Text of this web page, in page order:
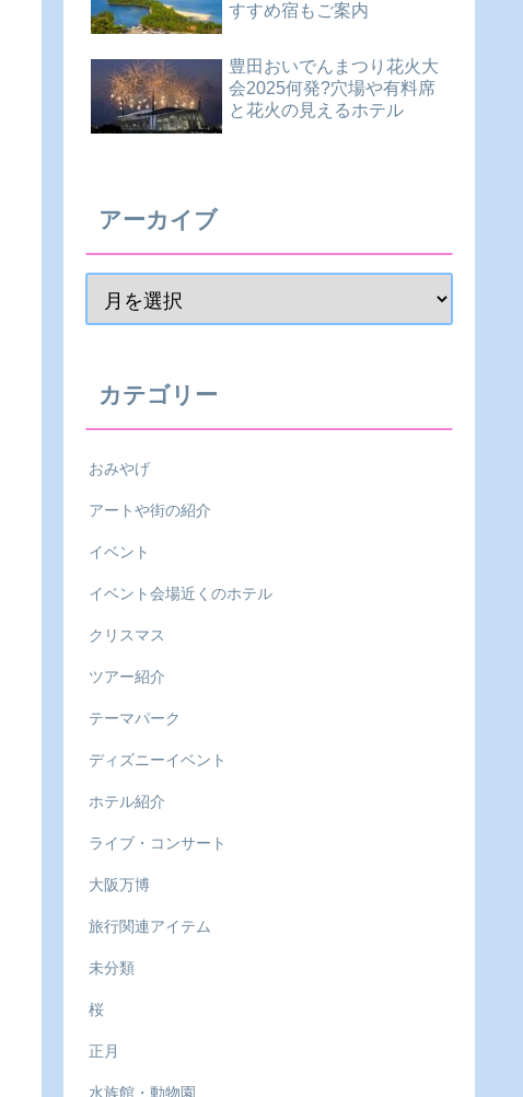
すすめ宿もご案内
豊田おいでんまつり花火大
会2025何発?穴場や有料席
と花火の見えるホテル
アーカイブ
カテゴリー
おみやげ
アートや街の紹介
イベント
イベント会場近くのホテル
クリスマス
ツアー紹介
テーマパーク
ディズニーイベント
ホテル紹介
ライブ・コンサート
大阪万博
旅行関連アイテム
未分類
桜
正月
水族館・動物園